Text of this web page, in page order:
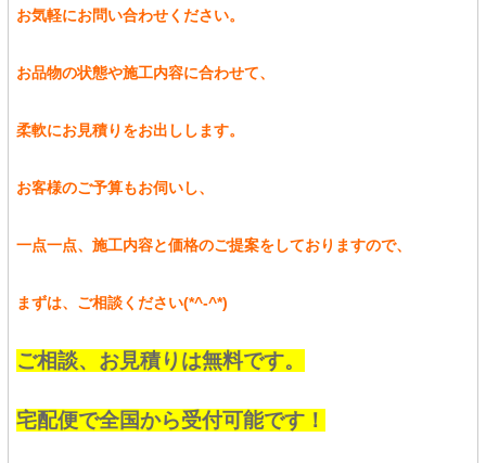
お気軽にお問い合わせください。
お品物の状態や施工内容に合わせて、
柔軟にお見積りをお出しします。
お客様のご予算もお伺いし、
一点一点、施工内容と価格のご提案をしておりますので、
まずは、ご相談ください(*^-^*)
ご相談、お見積りは無料です。
宅配便で全国から受付可能です！